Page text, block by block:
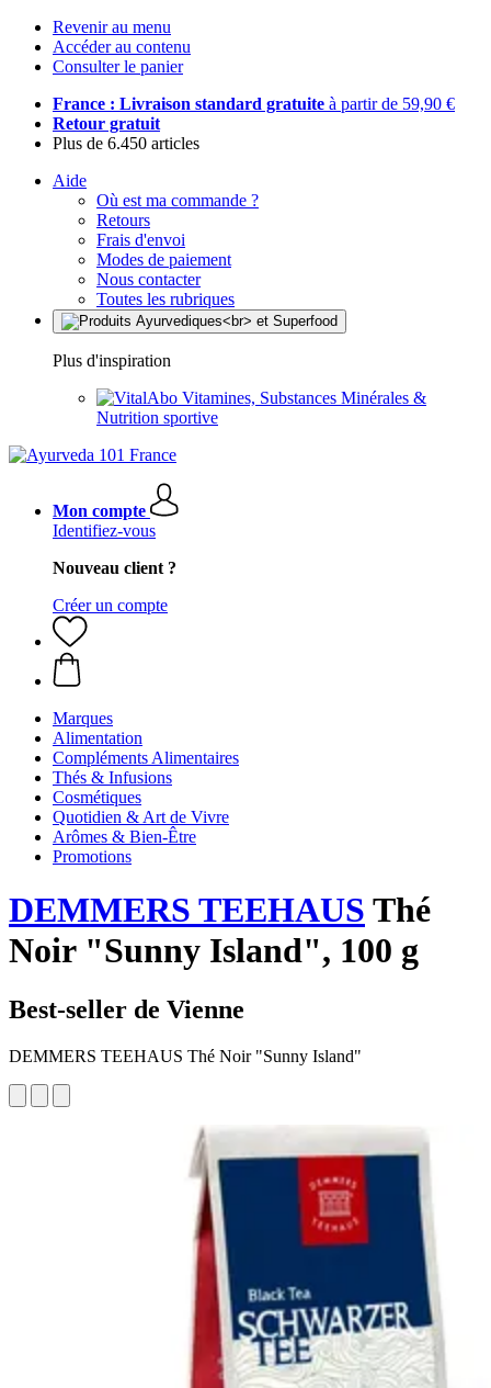
Revenir au menu
Accéder au contenu
Consulter le panier
France : Livraison standard gratuite à partir de 59,90 €
Retour gratuit
Plus de 6.450 articles
Aide
Où est ma commande ?
Retours
Frais d'envoi
Modes de paiement
Nous contacter
Toutes les rubriques
Plus d'inspiration
Vitamines, Substances Minérales &
Nutrition sportive
Mon compte
Identifiez-vous
Nouveau client ?
Créer un compte
Marques
Alimentation
Compléments Alimentaires
Thés & Infusions
Cosmétiques
Quotidien & Art de Vivre
Arômes & Bien-Être
Promotions
DEMMERS TEEHAUS Thé
Noir "Sunny Island", 100 g
Best-seller de Vienne
DEMMERS TEEHAUS Thé Noir "Sunny Island"